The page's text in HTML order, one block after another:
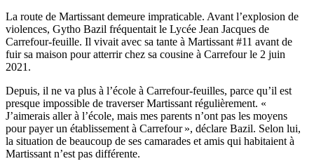
La route de Martissant demeure impraticable. Avant l’explosion de
violences, Gytho Bazil fréquentait le Lycée Jean Jacques de
Carrefour-feuille. Il vivait avec sa tante à Martissant #11 avant de
fuir sa maison pour atterrir chez sa cousine à Carrefour le 2 juin
2021.
Depuis, il ne va plus à l’école à Carrefour-feuilles, parce qu’il est
presque impossible de traverser Martissant régulièrement. «
J’aimerais aller à l’école, mais mes parents n’ont pas les moyens
pour payer un établissement à Carrefour », déclare Bazil. Selon lui,
la situation de beaucoup de ses camarades et amis qui habitaient à
Martissant n’est pas différente.